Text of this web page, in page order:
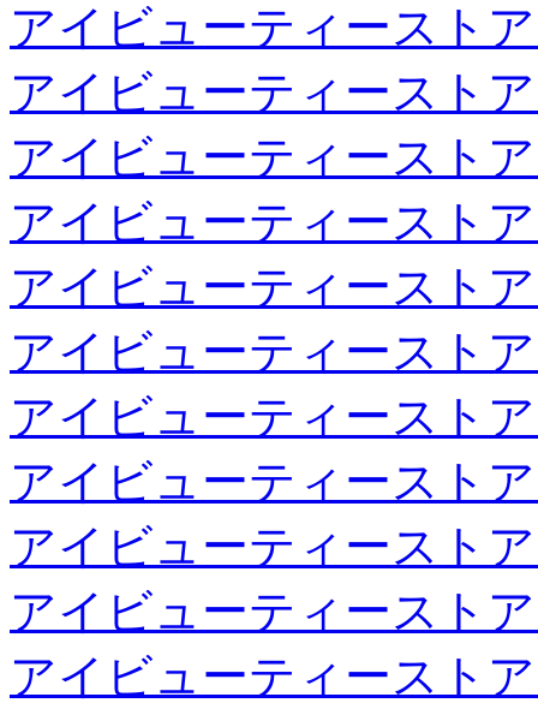
アイビューティースト
アイビューティースト
アイビューティースト
アイビューティースト
アイビューティースト
アイビューティースト
アイビューティースト
アイビューティースト
アイビューティースト
アイビューティースト
アイビューティースト